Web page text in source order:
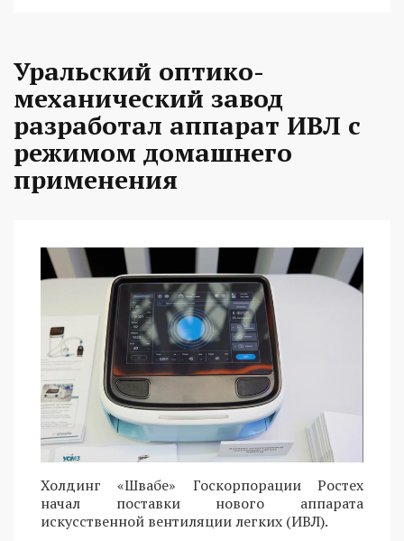
Уральский оптико-
механический завод
разработал аппарат ИВЛ с
режимом домашнего
применения
Холдинг «Швабе» Госкорпорации Ростех
начал поставки нового аппарата
искусственной вентиляции легких (ИВЛ).